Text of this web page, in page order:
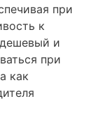
при
к
и
при
как